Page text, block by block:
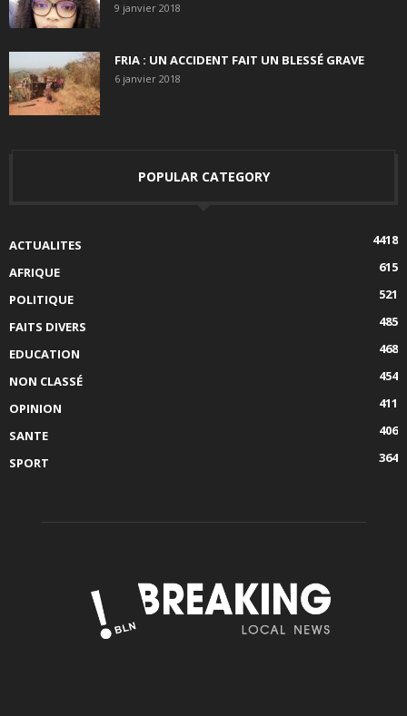
9 janvier 2018
FRIA : UN ACCIDENT FAIT UN BLESSÉ GRAVE
6 janvier 2018
POPULAR CATEGORY
ACTUALITES
4418
AFRIQUE
615
POLITIQUE
521
FAITS DIVERS
485
EDUCATION
468
NON CLASSÉ
454
OPINION
411
SANTE
406
SPORT
364